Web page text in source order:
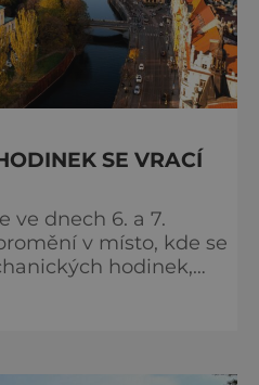
SE VRACÍ
ve dnech 6. a 7.
v místo, kde se
hodinek,
značek.